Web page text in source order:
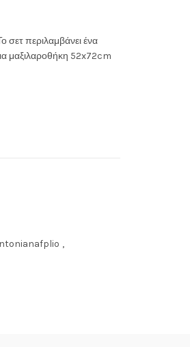
σετ περιλαμβάνει ένα
μαξιλαροθήκη 52x72cm
,